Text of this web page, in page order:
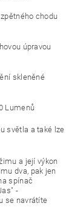
chodu
úpravou
skleněné
Lumenů
světla a také lze
a její výkon
dva, pak jen
spínač
-
se navrátíte